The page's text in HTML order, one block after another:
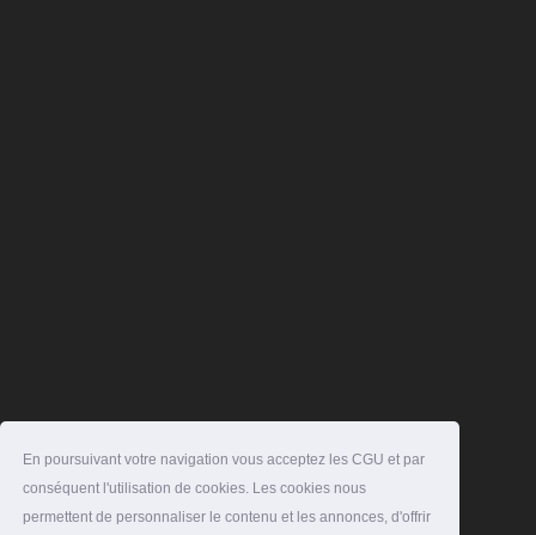
En poursuivant votre navigation vous acceptez les CGU et par
conséquent l'utilisation de cookies. Les cookies nous
permettent de personnaliser le contenu et les annonces, d'offrir